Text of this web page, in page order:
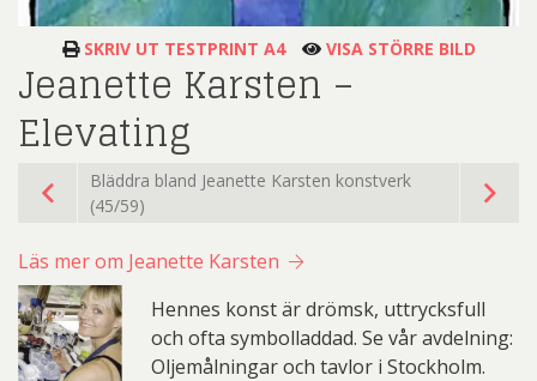
SKRIV UT TESTPRINT A4 VISA STÖRRE BILD
Jeanette Karsten –
Elevating
Bläddra bland Jeanette Karsten konstverk
(45/59)
Läs mer om Jeanette Karsten
Hennes konst är drömsk, uttrycksfull
och ofta symbolladdad. Se vår avdelning:
Oljemålningar och tavlor i Stockholm.